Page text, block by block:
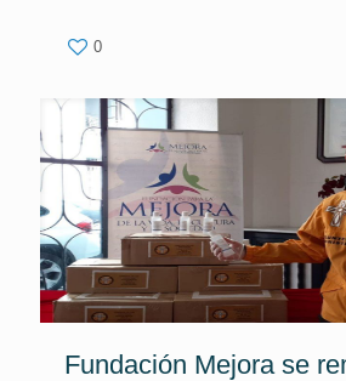
0
Fundación Mejora se